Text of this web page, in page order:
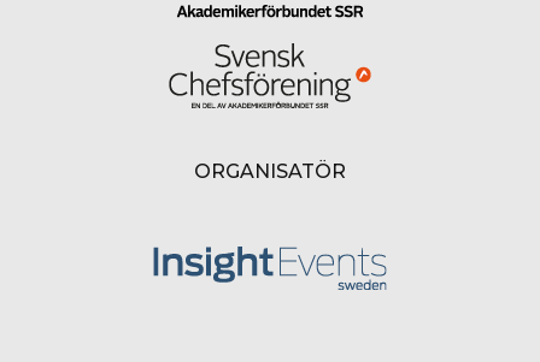
ORGANISATÖR